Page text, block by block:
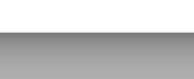
Recommended *****
détente, confort et découverte.